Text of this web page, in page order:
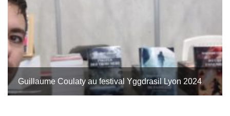
Guillaume Coulaty au festival Yggdrasil Lyon 2024